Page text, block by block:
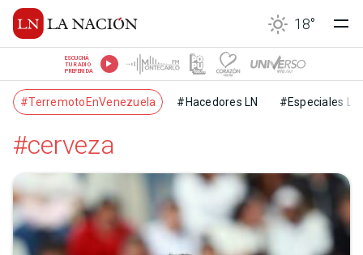
18°
ESCUCHÁ
TU RADIO
PREFERIDA
#TerremotoEnVenezuela #Hacedores LN #Especiales LN
#cerveza